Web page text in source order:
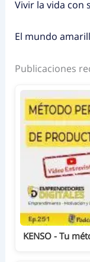
Vivir la vida con
El mundo
Publicaciones
KENSO - Tu